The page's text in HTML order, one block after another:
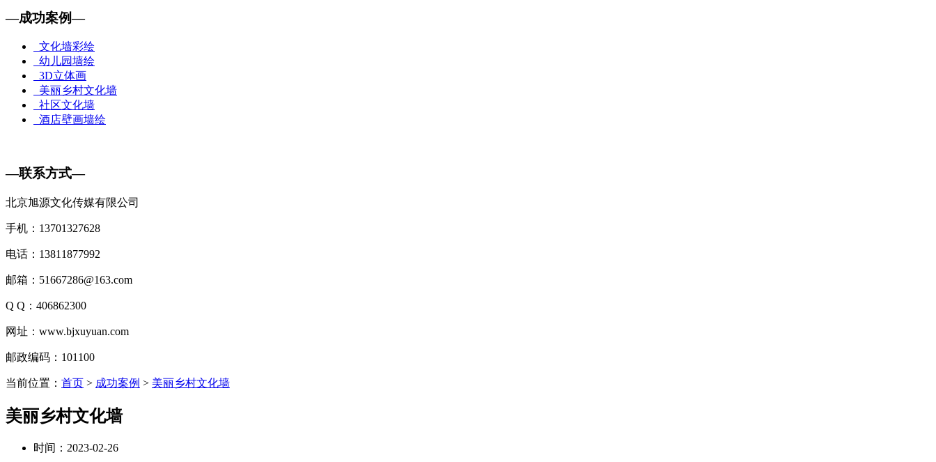
—成功案例—
文化墙彩绘
幼儿园墙绘
3D立体画
美丽乡村文化墙
社区文化墙
酒店壁画墙绘
—联系方式—
北京旭源文化传媒有限公司
手机：13701327628
电话：13811877992
邮箱：51667286@163.com
Q Q：406862300
网址：www.bjxuyuan.com
邮政编码：101100
当前位置： 首页 > 成功案例 > 美丽乡村文化墙
美丽乡村文化墙
时间：2023-02-26